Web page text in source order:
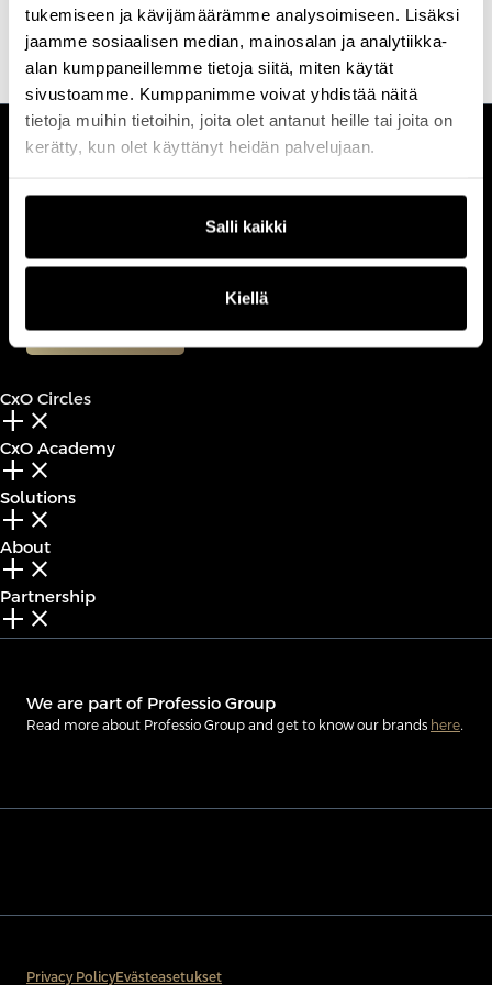
tukemiseen ja kävijämäärämme analysoimiseen. Lisäksi
jaamme sosiaalisen median, mainosalan ja analytiikka-
alan kumppaneillemme tietoja siitä, miten käytät
sivustoamme. Kumppanimme voivat yhdistää näitä
tietoja muihin tietoihin, joita olet antanut heille tai joita on
kerätty, kun olet käyttänyt heidän palvelujaan.
Salli kaikki
Kiellä
Book a call
CxO Circles
add_2 close
CxO Academy
add_2 close
Solutions
add_2 close
About
add_2 close
Partnership
add_2 close
We are part of Professio Group
Read more about Professio Group and get to know our brands here.
Privacy PolicyEvästeasetukset